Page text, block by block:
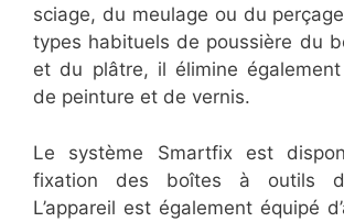
sciage, du meulage ou du
types habituels de poussière du
et du plâtre, il élimine
de peinture et de vernis.
Le système Smartfix est
fixation des boîtes à outils
L’appareil est également équipé